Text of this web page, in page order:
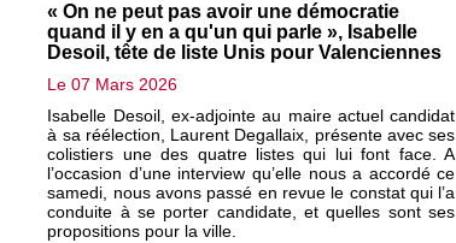
« On ne peut pas avoir une démocratie
quand il y en a qu'un qui parle », Isabelle
Desoil, tête de liste Unis pour Valenciennes
Le 07 Mars 2026
Isabelle Desoil, ex-adjointe au maire actuel candidat
à sa réélection, Laurent Degallaix, présente avec ses
colistiers une des quatre listes qui lui font face. A
l’occasion d’une interview qu’elle nous a accordé ce
samedi, nous avons passé en revue le constat qui l’a
conduite à se porter candidate, et quelles sont ses
propositions pour la ville.